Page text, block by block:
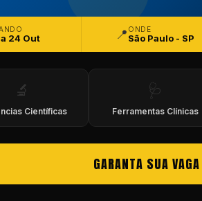
Reservados.
24 Out 📍 ONDE
São Paulo - SP
🔬
Científicas
🩺
Ferramentas Clínicas
GARANTA SUA